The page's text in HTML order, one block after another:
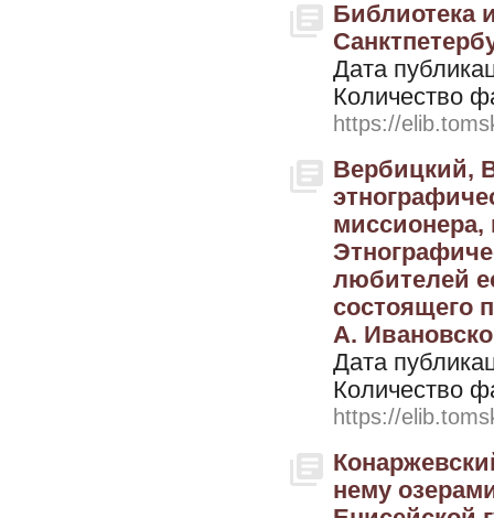
Библиотека
Дата
Количество
https://
Вербицкий,
миссионера,
любителей
состоящего
А.
Дата
Количество
https://
нему